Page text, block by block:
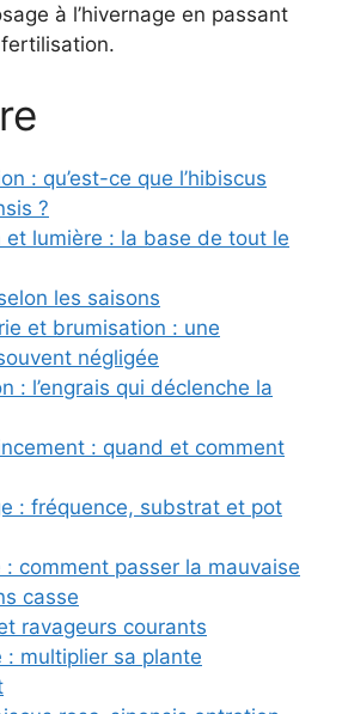
à l’hivernage en passant
: qu’est-ce que l’hibiscus
?
et lumière : la base de tout le
les saisons
et brumisation : une
négligée
: l’engrais qui déclenche la
: quand et comment
: fréquence, substrat et pot
: comment passer la mauvaise
casse
ravageurs courants
: multiplier sa plante